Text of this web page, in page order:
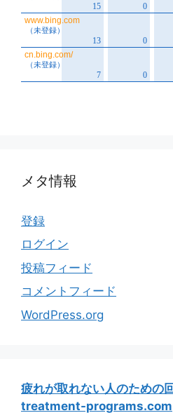
メタ情報
登録
ログイン
投稿フィード
コメントフィード
WordPress.org
疲れが取れない人のための
treatment-programs.com